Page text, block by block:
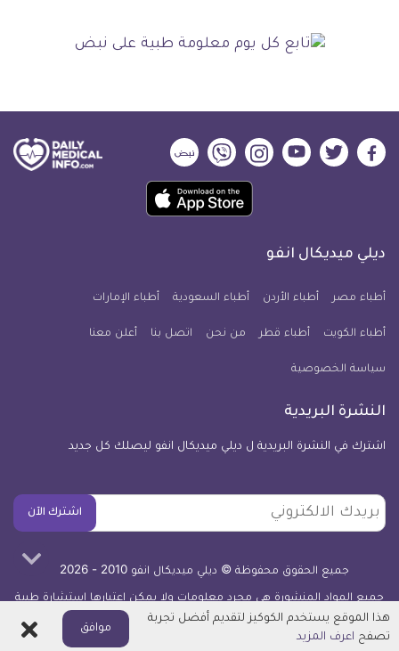
ديلي
فيسبوك
ديلي
تويتر
ديلي
ميديكال
يوتيوب
ديلي
ميديكال
انفو
ديلي
ميديكال
انفو
ديلي
ميديكال
انفو
حمل
تطبيق
معلومة
للآيفون
ديلي ميديكال انفو
أطباء مصر أطباء الأردن أطباء السعودية أطباء الإمارات
أطباء الكويت أطباء قطر من نحن اتصل بنا أعلن معنا
سياسة الخصوصية
النشرة البريدية
اشترك في النشرة البريدية ل ديلي ميديكال انفو ليصلك كل جديد
بريدك
الالكتروني
اشترك الآن
جميع الحقوق محفوظة © ديلي ميديكال انفو 2010 - 2026
جميع المواد المنشورة هي مجرد معلومات ولا يمكن اعتبارها استشارة طبية
أو توصية علاجية - اعرف المزيد
هذا الموقع يستخدم الكوكيز لتقديم أفضل تجربة
تصفح اعرف المزيد
موافق اغلاق